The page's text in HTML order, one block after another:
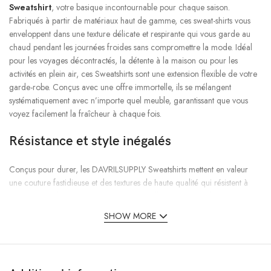
Sweatshirt, votre basique incontournable pour chaque saison.
Fabriqués à partir de matériaux haut de gamme, ces sweat-shirts vous
enveloppent dans une texture délicate et respirante qui vous garde au
chaud pendant les journées froides sans compromettre la mode. Idéal
pour les voyages décontractés, la détente à la maison ou pour les
activités en plein air, ces Sweatshirts sont une extension flexible de votre
garde-robe. Conçus avec une offre immortelle, ils se mélangent
systématiquement avec n’importe quel meuble, garantissant que vous
voyez facilement la fraîcheur à chaque fois.
Résistance et style inégalés
Conçus pour durer, les DAVRILSUPPLY Sweatshirts mettent en valeur
une couture fastidieuse et des textures de haute qualité qui résistent à
ces sweat-shirts conservent leur forme, leur couleur et leur qualité
SHOW MORE